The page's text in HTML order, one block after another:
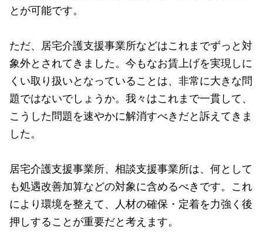
とが可能です。
ただ、居宅介護支援事業所などはこれまでずっと対
象外とされてきました。今もなお賃上げを実現しに
くい取り扱いとなっていることは、非常に大きな問
題ではないでしょうか。我々はこれまで一貫して、
こうした問題を速やかに解消すべきだと訴えてきま
した。
居宅介護支援事業所、相談支援事業所は、何として
も処遇改善加算などの対象に含めるべきです。これ
により環境を整えて、人材の確保・定着を力強く後
押しすることが重要だと考えます。